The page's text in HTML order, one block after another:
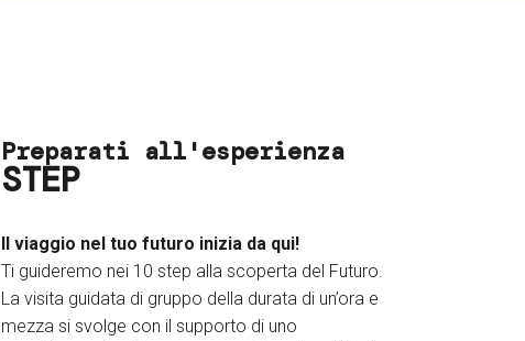
Preparati all'esperienza
STEP
Il viaggio nel tuo futuro inizia da qui!
Ti guideremo nei 10 step alla scoperta del Futuro.
La visita guidata di gruppo della durata di un’ora e
mezza si svolge con il supporto di uno